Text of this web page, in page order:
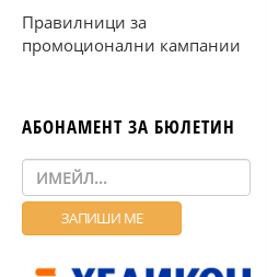
Правилници за
промоционални кампании
АБОНАМЕНТ ЗА БЮЛЕТИН